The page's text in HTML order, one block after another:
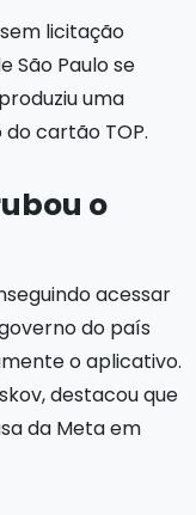
licitação
São Paulo se
produziu uma
cartão TOP.
o
acessar
do país
o aplicativo.
destacou que
da Meta em